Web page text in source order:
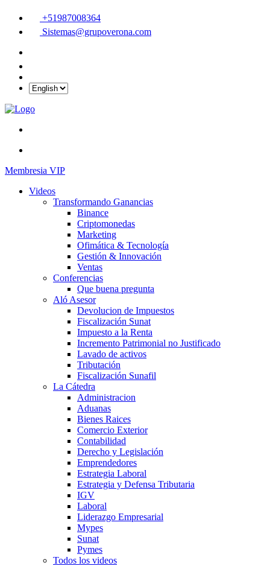
+51987008364
Sistemas@grupoverona.com
Membresia VIP
Videos
Transformando Ganancias
Binance
Criptomonedas
Marketing
Ofimática & Tecnología
Gestión & Innovación
Ventas
Conferencias
Que buena pregunta
Aló Asesor
Devolucion de Impuestos
Fiscalización Sunat
Impuesto a la Renta
Incremento Patrimonial no Justificado
Lavado de activos
Tributación
Fiscalización Sunafil
La Cátedra
Administracion
Aduanas
Bienes Raices
Comercio Exterior
Contabilidad
Derecho y Legislación
Emprendedores
Estrategia Laboral
Estrategia y Defensa Tributaria
IGV
Laboral
Liderazgo Empresarial
Mypes
Sunat
Pymes
Todos los videos